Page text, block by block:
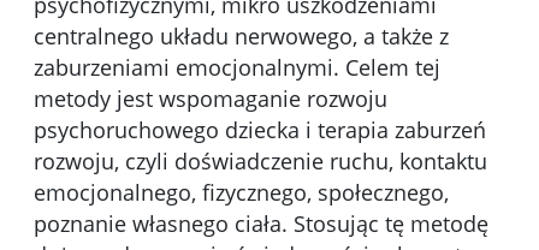
centralnego układu nerwowego, a także z
zaburzeniami emocjonalnymi. Celem tej
metody jest wspomaganie rozwoju
psychoruchowego dziecka i terapia zaburzeń
rozwoju, czyli doświadczenie ruchu, kontaktu
emocjonalnego, fizycznego, społecznego,
poznanie własnego ciała. Stosując tę metodę